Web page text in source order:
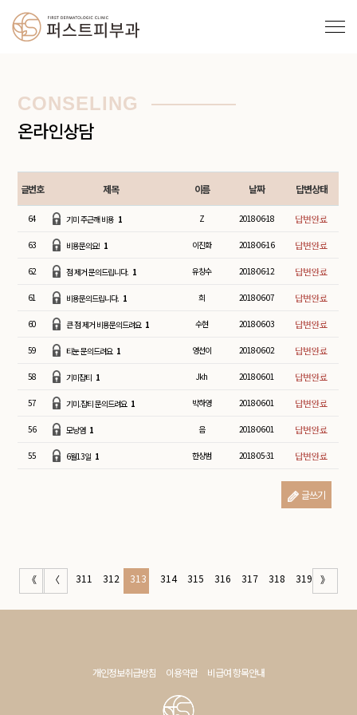
CONSELING
온라인상담
글번호 제목 이름 날짜 답변상태
64 기미 주근깨 비용 1 Z 2018-06-18
63 비용문의요! 1 이진화 2018-06-16
62 점 제거 문의드립니다. 1 유창수 2018-06-12
61 비용문의드립니다. 1 희 2018-06-07
60 큰 점 제거 비용문의드려요 1 수현 2018-06-03
59 티눈 문의드려요 1 영선이 2018-06-02
58 기미잡티 1 Jkh 2018-06-01
57 기미.잡티 문의드려요 1 박하영 2018-06-01
56 모낭염 1 음 2018-06-01
55 6월13일 1 한상범 2018-05-31
글쓰기
《 〈 311 312 313 314 315 316 317 318 319 》
개인정보취급방침 이용약관 비급여 항목안내